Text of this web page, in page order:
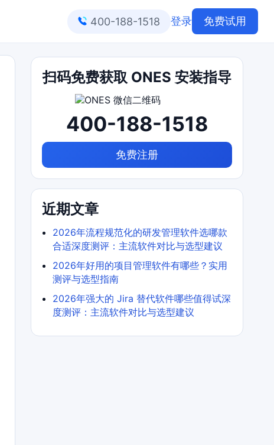
400-188-1518 登录 免费试用
扫码免费获取 ONES 安装指导
400-188-1518
免费注册
近期文章
2026年流程规范化的研发管理软件选哪款
合适深度测评：主流软件对比与选型建议
2026年好用的项目管理软件有哪些？实用
测评与选型指南
2026年强大的 Jira 替代软件哪些值得试深
度测评：主流软件对比与选型建议